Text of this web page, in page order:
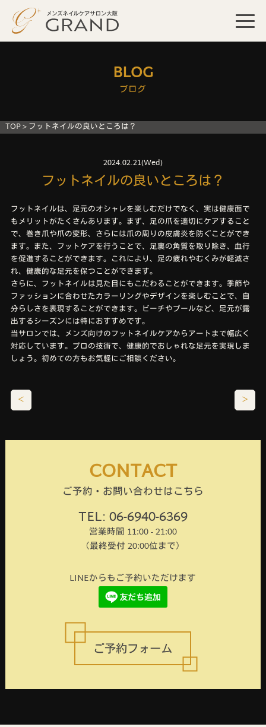
BLOG
ブログ
TOP>フットネイルの良いところは？
2024.02.21(Wed)
フットネイルの良いところは？
フットネイルは、足元のオシャレを楽しむだけでなく、実は健康面で
もメリットがたくさんあります。まず、足の爪を適切にケアすること
で、巻き爪や爪の変形、さらには爪の周りの皮膚炎を防ぐことができ
ます。また、フットケアを行うことで、足裏の角質を取り除き、血行
を促進することができます。これにより、足の疲れやむくみが軽減さ
れ、健康的な足元を保つことができます。
さらに、フットネイルは見た目にもこだわることができます。季節や
ファッションに合わせたカラーリングやデザインを楽しむことで、自
分らしさを表現することができます。ビーチやプールなど、足元が露
出するシーズンには特におすすめです。
当サロンでは、メンズ向けのフットネイルケアからアートまで幅広く
対応しています。プロの技術で、健康的でおしゃれな足元を実現しま
しょう。初めての方もお気軽にご相談ください。
＜ ＞
CONTACT
ご予約・お問い合わせはこちら
TEL: 06-6940-6369
営業時間 11:00 - 21:00
（最終受付 20:00位まで）
LINEからもご予約いただけます
ご予約フォーム